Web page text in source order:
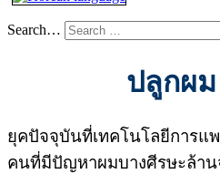
Search…
ปลูกผม
ยุคปัจจุบันที่เทคโนโลยีการ
คนที่มีปัญหาผมบางศีรษะล้าน